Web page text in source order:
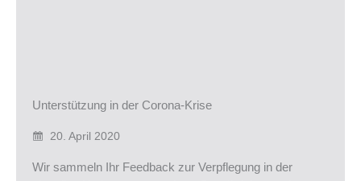
Unterstützung in der Corona-Krise
20. April 2020
Wir sammeln Ihr Feedback zur Verpflegung in der